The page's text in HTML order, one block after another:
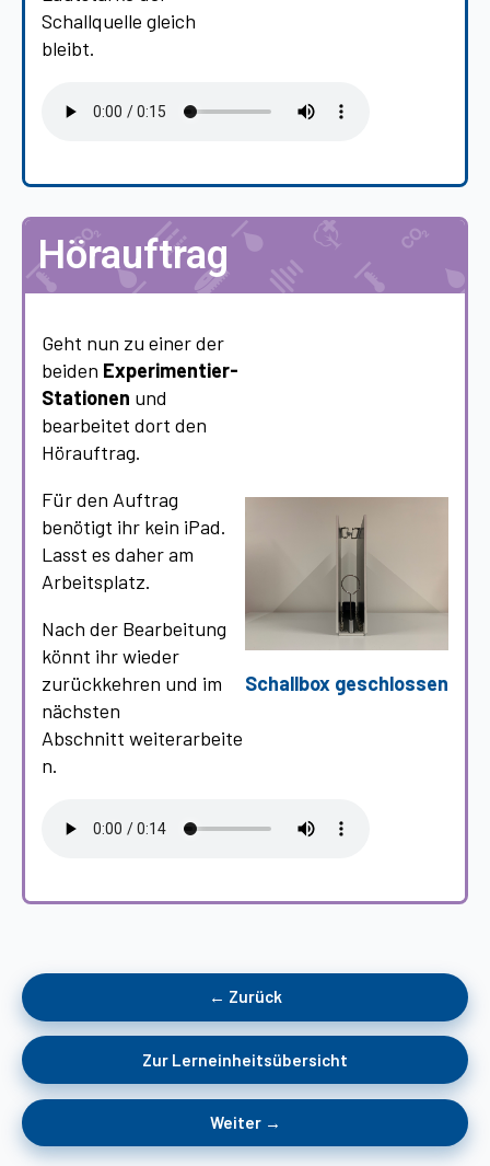
Schallquelle gleich
bleibt.
Hörauftrag
Geht nun zu einer der
beiden Experimentier-
Stationen und
bearbeitet dort den
Hörauftrag.
Für den Auftrag
benötigt ihr kein iPad.
Lasst es daher am
Arbeitsplatz.
Nach der Bearbeitung
könnt ihr wieder
zurückkehren und im
nächsten
Abschnitt weiterarbeite
n.
Schallbox geschlossen
← Zurück
Zur Lerneinheitsübersicht
Weiter →